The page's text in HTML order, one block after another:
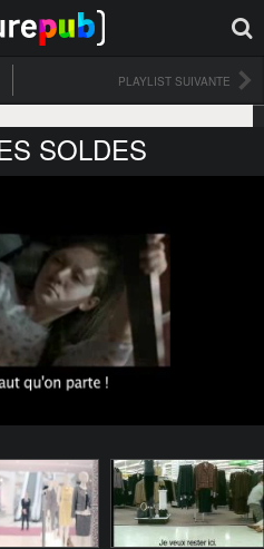
PLAYLIST SUIVANTE
SOLDES